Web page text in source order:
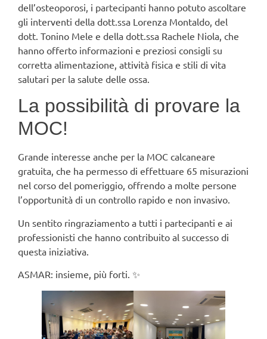
dell’osteoporosi, i partecipanti hanno potuto ascoltare
gli interventi della dott.ssa Lorenza Montaldo, del
dott. Tonino Mele e della dott.ssa Rachele Niola, che
hanno offerto informazioni e preziosi consigli su
corretta alimentazione, attività fisica e stili di vita
salutari per la salute delle ossa.
La possibilità di provare la
MOC!
Grande interesse anche per la MOC calcaneare
gratuita, che ha permesso di effettuare 65 misurazioni
nel corso del pomeriggio, offrendo a molte persone
l’opportunità di un controllo rapido e non invasivo.
Un sentito ringraziamento a tutti i partecipanti e ai
professionisti che hanno contribuito al successo di
questa iniziativa.
ASMAR: insieme, più forti. ✨